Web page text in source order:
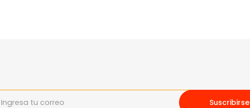
Suscribirse